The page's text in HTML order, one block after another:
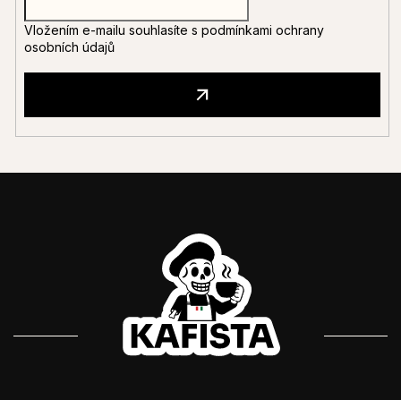
Vložením e-mailu souhlasíte s podmínkami ochrany
osobních údajů